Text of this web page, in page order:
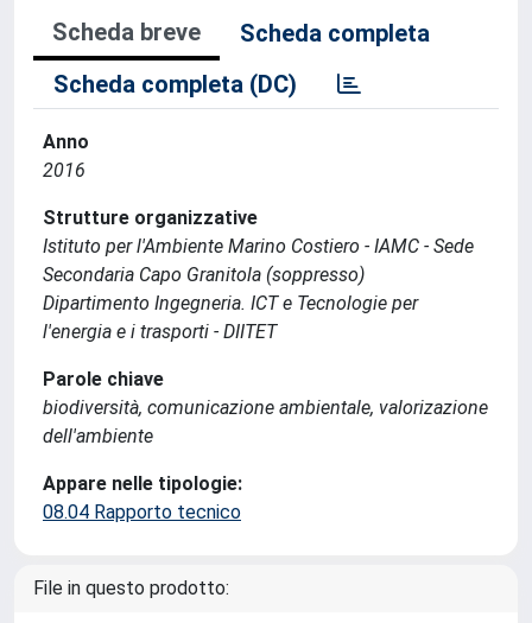
Scheda breve
Scheda completa
Scheda completa (DC)
Anno
2016
Strutture organizzative
Istituto per l'Ambiente Marino Costiero - IAMC - Sede
Secondaria Capo Granitola (soppresso)
Dipartimento Ingegneria. ICT e Tecnologie per
l'energia e i trasporti - DIITET
Parole chiave
biodiversità, comunicazione ambientale, valorizazione
dell'ambiente
Appare nelle tipologie:
08.04 Rapporto tecnico
File in questo prodotto: